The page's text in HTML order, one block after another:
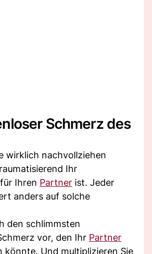
Schmerz des
wirklich nachvollziehen
Ihr
Ihren Partner ist. Jeder
anders auf solche
den schlimmsten
vor, den Ihr Partner
könnte. Und multiplizieren Sie